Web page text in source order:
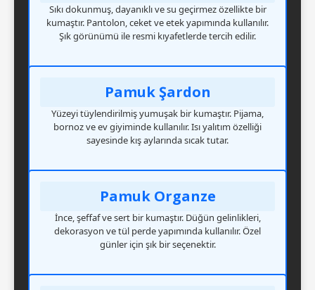
Sıkı dokunmuş, dayanıklı ve su geçirmez özellikte bir
kumaştır. Pantolon, ceket ve etek yapımında kullanılır.
Şık görünümü ile resmi kıyafetlerde tercih edilir.
Pamuk Şardon
Yüzeyi tüylendirilmiş yumuşak bir kumaştır. Pijama,
bornoz ve ev giyiminde kullanılır. Isı yalıtım özelliği
sayesinde kış aylarında sıcak tutar.
Pamuk Organze
İnce, şeffaf ve sert bir kumaştır. Düğün gelinlikleri,
dekorasyon ve tül perde yapımında kullanılır. Özel
günler için şık bir seçenektir.